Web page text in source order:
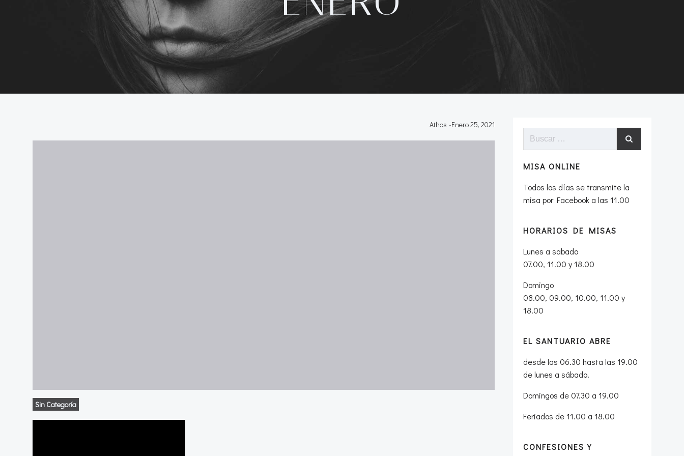
Athos -Enero 25, 2021
Sin Categoría
Buscar:
MISA ONLINE
Todos los días se transmite la
misa por Facebook a las 11.00
HORARIOS DE MISAS
Lunes a sabado
07.00, 11.00 y 18.00
Domingo
08.00, 09.00, 10.00, 11.00 y
18.00
EL SANTUARIO ABRE
desde las 06.30 hasta las 19.00
de lunes a sábado.
Domingos de 07.30 a 19.00
Feriados de 11.00 a 18.00
CONFESIONES Y